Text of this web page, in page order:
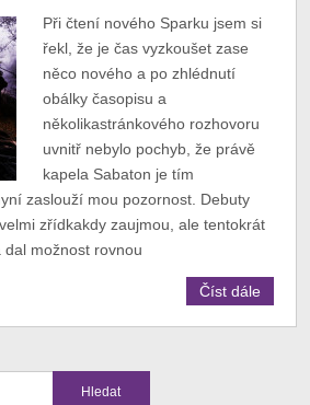
Při čtení nového Sparku jsem si
řekl, že je čas vyzkoušet zase
něco nového a po zhlédnutí
obálky časopisu a
několikastránkového rozhovoru
uvnitř nebylo pochyb, že právě
kapela Sabaton je tím
zaslouží mou pozornost. Debuty
zřídkakdy zaujmou, ale tentokrát
možnost rovnou
Číst dále